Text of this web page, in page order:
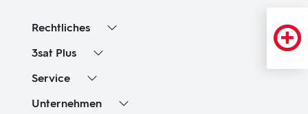
Rechtliches
3sat Plus
Service
Unternehmen